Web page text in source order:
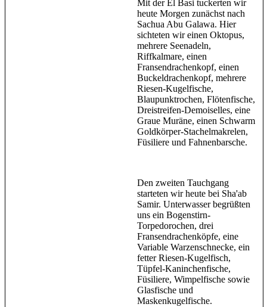
Mit der El Basi tuckerten wir
heute Morgen zunächst nach
Sachua Abu Galawa. Hier
sichteten wir einen Oktopus,
mehrere Seenadeln,
Riffkalmare, einen
Fransendrachenkopf, einen
Buckeldrachenkopf, mehrere
Riesen-Kugelfische,
Blaupunktrochen, Flötenfische,
Dreistreifen-Demoiselles, eine
Graue Muräne, einen Schwarm
Goldkörper-Stachelmakrelen,
Füsiliere und Fahnenbarsche.
Den zweiten Tauchgang
starteten wir heute bei Sha'ab
Samir. Unterwasser begrüßten
uns ein Bogenstirn-
Torpedorochen, drei
Fransendrachenköpfe, eine
Variable Warzenschnecke, ein
fetter Riesen-Kugelfisch,
Tüpfel-Kaninchenfische,
Füsiliere, Wimpelfische sowie
Glasfische und
Maskenkugelfische.